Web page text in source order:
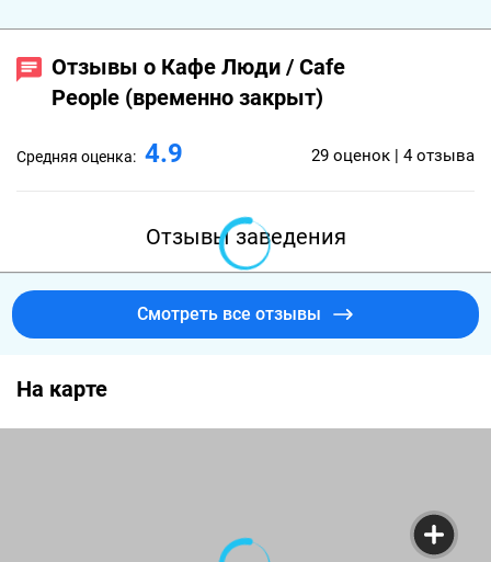
Отзывы о Кафе Люди / Cafe
People (временно закрыт)
Средняя оценка: 4.9 29 оценок | 4 отзыва
Отзывы заведения
Смотреть все отзывы
На карте